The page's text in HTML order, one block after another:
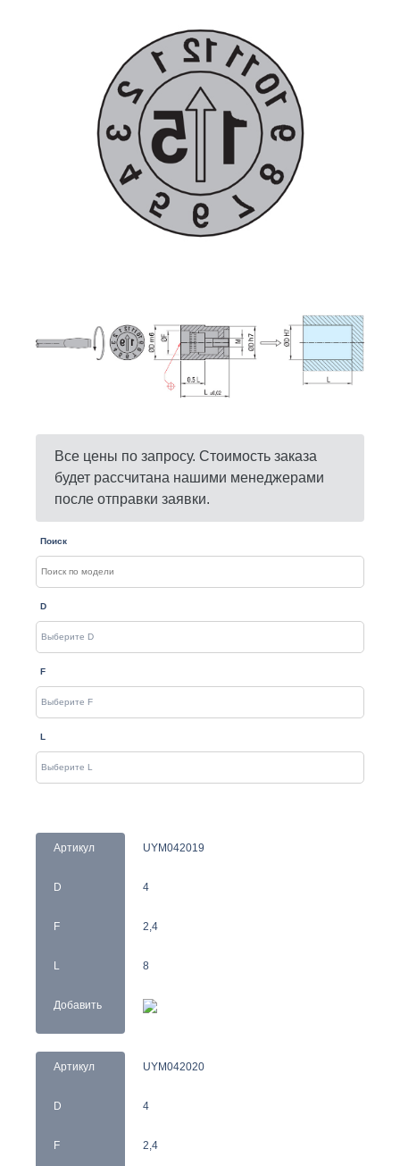
Все цены по запросу. Стоимость заказа
будет рассчитана нашими менеджерами
после отправки заявки.
Поиск
D
F
L
Артикул
D
F
L
Добавить
UYM042019
4
2,4
8
Артикул
D
F
UYM042020
4
2,4